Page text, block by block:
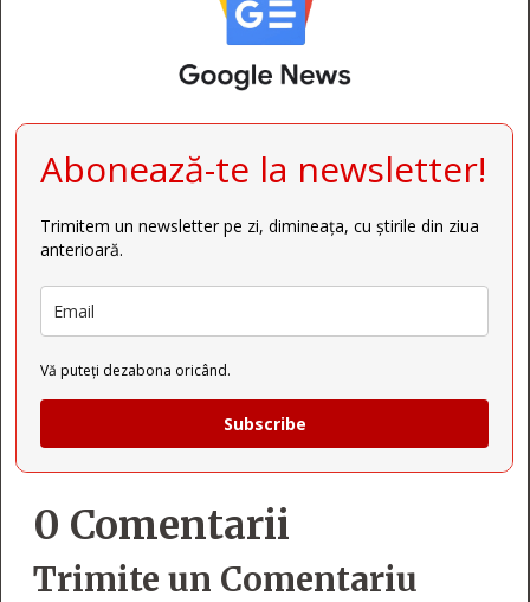
Abonează-te la newsletter!
Trimitem un newsletter pe zi, dimineața, cu știrile din ziua
anterioară.
Vă puteți dezabona oricând.
Subscribe
0 Comentarii
Trimite un Comentariu